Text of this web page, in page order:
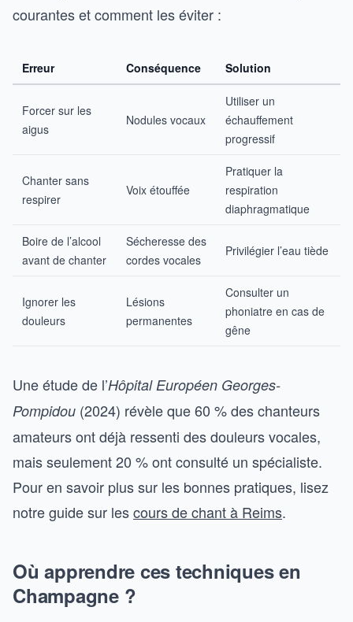
courantes et comment les éviter :
Erreur Conséquence Solution
Forcer sur les
aigus
Nodules vocaux
Utiliser un
échauffement
progressif
Chanter sans
respirer
Voix étouffée
Pratiquer la
respiration
diaphragmatique
Boire de l’alcool
avant de chanter
Sécheresse des
cordes vocales
Privilégier l’eau tiède
Ignorer les
douleurs
Lésions
permanentes
Consulter un
phoniatre en cas de
gêne
Une étude de l’Hôpital Européen Georges-
Pompidou (2024) révèle que 60 % des chanteurs
amateurs ont déjà ressenti des douleurs vocales,
mais seulement 20 % ont consulté un spécialiste.
Pour en savoir plus sur les bonnes pratiques, lisez
notre guide sur lescours de chant à Reims.
Où apprendre ces techniques en
Champagne ?